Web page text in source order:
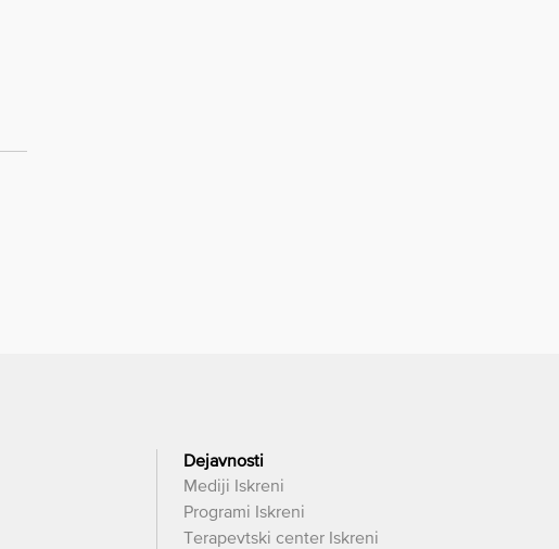
Dejavnosti
Mediji Iskreni
Programi Iskreni
Terapevtski center Iskreni